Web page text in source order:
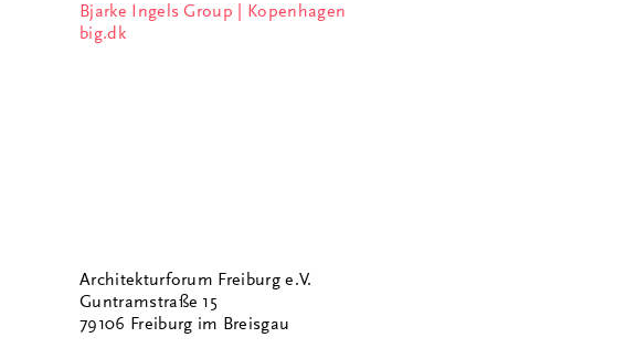
Bjarke Ingels Group | Kopenhagen
big.dk
Architekturforum Freiburg e.V.
Guntramstraße 15
79106 Freiburg im Breisgau